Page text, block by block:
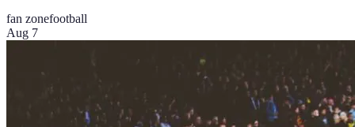
fan zonefootball
Aug 7